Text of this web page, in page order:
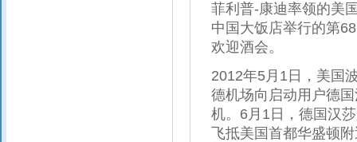
菲利普-康迪率领的美
中国大饭店举行的第
欢迎酒会。
2012年5月1日，美国
德机场向启动用户德
机。6月1日，德国汉
飞抵美国首都华盛顿